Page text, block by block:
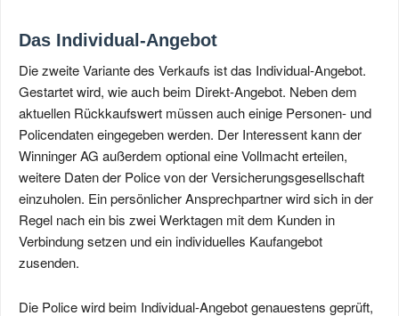
Das Individual-Angebot
Die zweite Variante des Verkaufs ist das Individual-Angebot.
Gestartet wird, wie auch beim Direkt-Angebot. Neben dem
aktuellen Rückkaufswert müssen auch einige Personen- und
Policendaten eingegeben werden. Der Interessent kann der
Winninger AG außerdem optional eine Vollmacht erteilen,
weitere Daten der Police von der Versicherungsgesellschaft
einzuholen. Ein persönlicher Ansprechpartner wird sich in der
Regel nach ein bis zwei Werktagen mit dem Kunden in
Verbindung setzen und ein individuelles Kaufangebot
zusenden.
Die Police wird beim Individual-Angebot genauestens geprüft,